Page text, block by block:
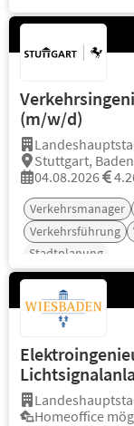
(m/w/d)
Stuttgart,
04.08.2026
Verkehrsmanager
Verkehrsführung
Stadtplanung
Homeoffice